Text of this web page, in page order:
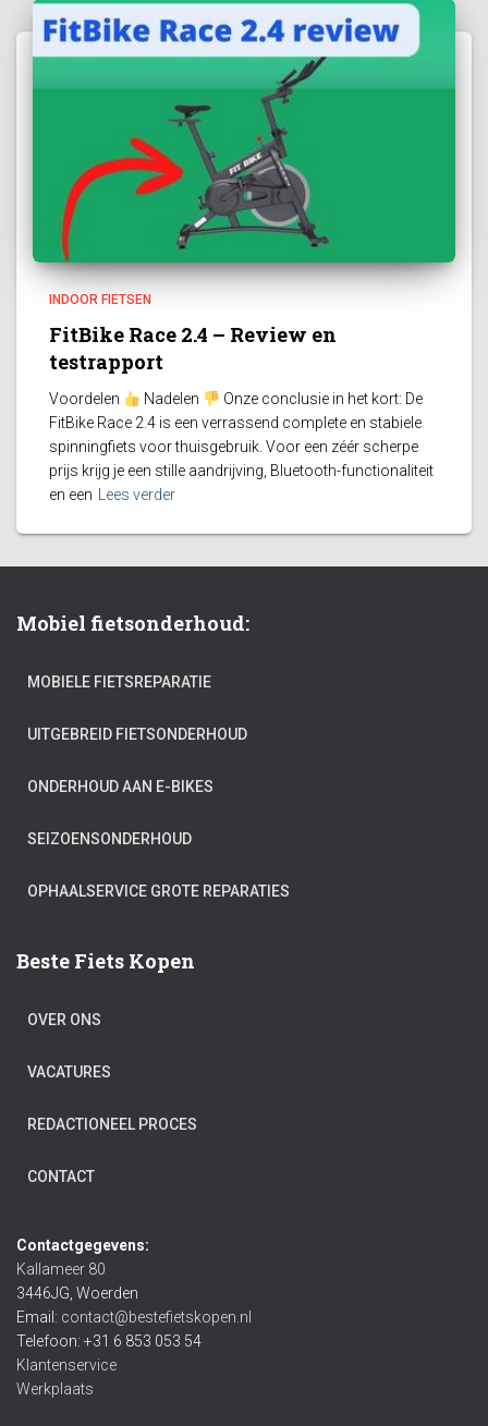
INDOOR FIETSEN
FitBike Race 2.4 – Review en
testrapport
Voordelen Nadelen
Onze conclusie in het kort: De
FitBike Race 2.4 is een verrassend complete en stabiele
spinningfiets voor thuisgebruik. Voor een zéér scherpe
prijs krijg je een stille aandrijving, Bluetooth-functionaliteit
en een Lees verder
Mobiel fietsonderhoud:
MOBIELE FIETSREPARATIE
UITGEBREID FIETSONDERHOUD
ONDERHOUD AAN E-BIKES
SEIZOENSONDERHOUD
OPHAALSERVICE GROTE REPARATIES
Beste Fiets Kopen
OVER ONS
VACATURES
REDACTIONEEL PROCES
CONTACT
Contactgegevens:
Kallameer 80
3446JG, Woerden
Email: contact@bestefietskopen.nl
Telefoon: +31 6 853 053 54
Klantenservice
Werkplaats